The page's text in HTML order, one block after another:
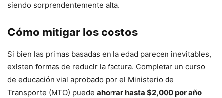
siendo sorprendentemente alta.
Cómo mitigar los costos
Si bien las primas basadas en la edad parecen inevitables,
existen formas de reducir la factura. Completar un curso
de educación vial aprobado por el Ministerio de
Transporte (MTO) puede ahorrar hasta $2,000 por año